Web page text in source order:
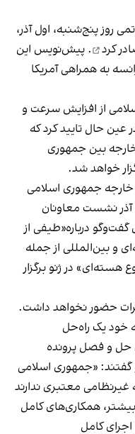
روز پنج‌شنبه، اول آذر،
کرد
. پیش‌نویس این
به همراهی آمریکا
از افزایش سرعت و
عین حال تایید کرد که
بین جمهوری
خواهد شد.
خارجه جمهوری اسلامی
که در روز ۹ آذر نشست معاونان
گفت‌وگو درباره«طیفی از
و بین‌المللی از جمله
در ژنو برگزار
حضور نخواهد داشت.
خود یک راه‌حل
حل و فصل پرونده
«جمهوری اسلامی
معتبری ندارند
همکاری‌های کامل
اجرای کامل